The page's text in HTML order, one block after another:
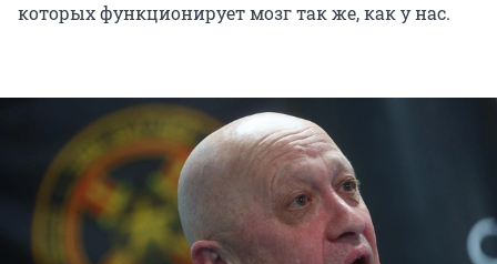
которых функционирует мозг так же, как у нас.